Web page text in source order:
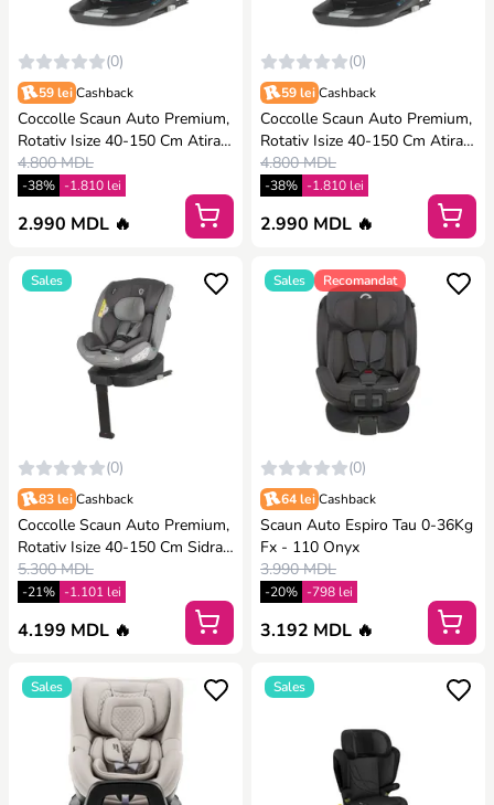
(0)
59 lei Cashback
Coccolle Scaun Auto Premium,
Rotativ Isize 40-150 Cm Atira -
Hydra Blue
4.800 MDL
-38% -1.810 lei
2.990 MDL 🔥
(0)
59 lei Cashback
Coccolle Scaun Auto Premium,
Rotativ Isize 40-150 Cm Atira -
Diamond Black
4.800 MDL
-38% -1.810 lei
2.990 MDL 🔥
Sales
(0)
83 lei Cashback
Coccolle Scaun Auto Premium,
Rotativ Isize 40-150 Cm Sidra -
Moonlit Grey
5.300 MDL
-21% -1.101 lei
4.199 MDL 🔥
Sales Recomandat
(0)
64 lei Cashback
Scaun Auto Espiro Tau 0-36Kg
Fx - 110 Onyx
3.990 MDL
-20% -798 lei
3.192 MDL 🔥
Sales Sales